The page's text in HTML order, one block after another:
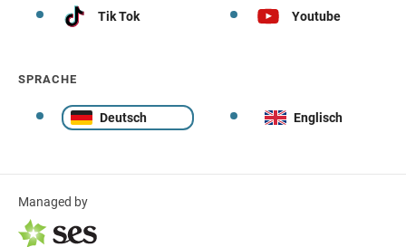
Tik Tok Youtube
SPRACHE
Deutsch Englisch
Managed by